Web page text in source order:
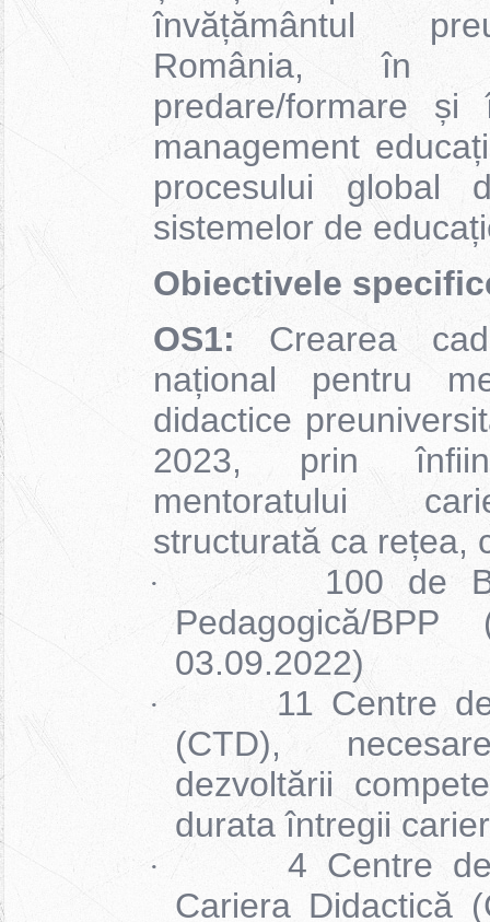
învățământul
România, în
predare/formare
management
procesului global
sistemelor de
Obiectivele
OS1: Crearea
național pentru
didactice
2023, prin
mentoratului
structurată ca rețea,
·
100 de
Pedagogică/
03.09.2022)
·
11 Centre
(CTD),
dezvoltării
durata întregii
·
4 Centre
Cariera Didactică